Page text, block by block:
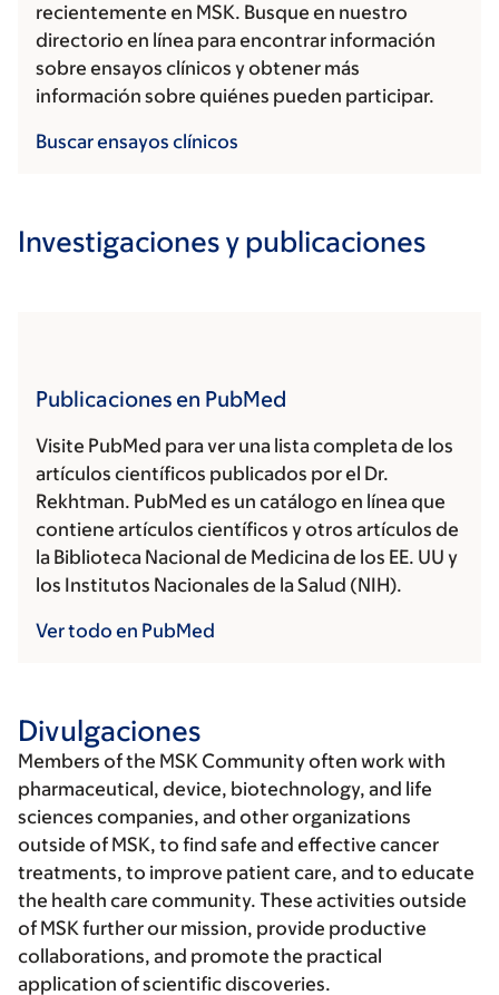
recientemente en MSK. Busque en nuestro
directorio en línea para encontrar información
sobre ensayos clínicos y obtener más
información sobre quiénes pueden participar.
Buscar ensayos clínicos
Investigaciones y publicaciones
Publicaciones en PubMed
Visite PubMed para ver una lista completa de los
artículos científicos publicados por el Dr.
Rekhtman. PubMed es un catálogo en línea que
contiene artículos científicos y otros artículos de
la Biblioteca Nacional de Medicina de los EE. UU y
los Institutos Nacionales de la Salud (NIH).
Ver todo en PubMed
Divulgaciones
Members of the MSK Community often work with
pharmaceutical, device, biotechnology, and life
sciences companies, and other organizations
outside of MSK, to find safe and effective cancer
treatments, to improve patient care, and to educate
the health care community. These activities outside
of MSK further our mission, provide productive
collaborations, and promote the practical
application of scientific discoveries.